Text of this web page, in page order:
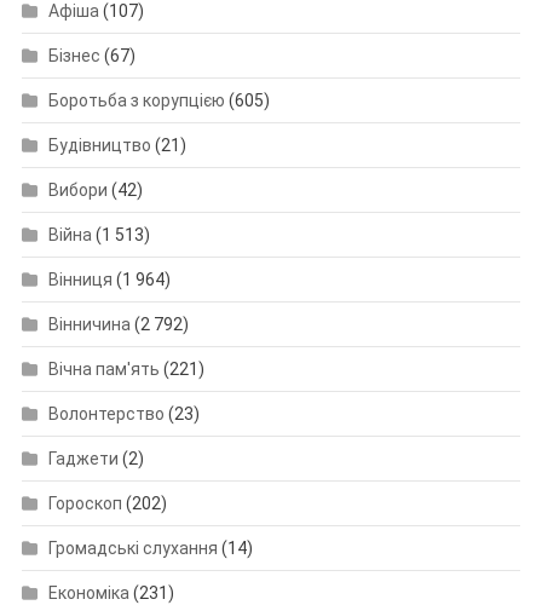
Афіша(107)
Бізнес (67)
Боротьба з корупцією (605)
Будівництво (21)
Вибори (42)
Війна(1 513)
Вінниця (1 964)
Вінничина(2 792)
Вічна пам'ять (221)
Волонтерство (23)
Гаджети (2)
Гороскоп (202)
Громадські слухання (14)
Економіка(231)